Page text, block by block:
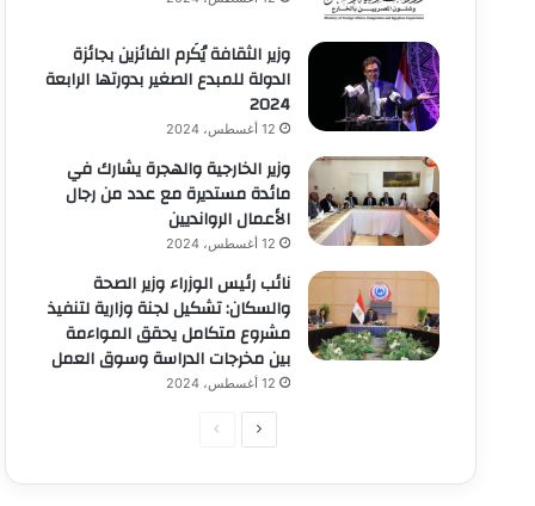
وزير الثقافة يُكَرم الفائزين بجائزة
الدولة للمبدع الصغير بدورتها الرابعة
2024
12 أغسطس، 2024
وزير الخارجية والهجرة يشارك في
مائدة مستديرة مع عدد من رجال
الأعمال الروانديين
12 أغسطس، 2024
نائب رئيس الوزراء وزير الصحة
والسكان: تشكيل لجنة وزارية لتنفيذ
مشروع متكامل يحقق المواءمة
بين مخرجات الدراسة وسوق العمل
12 أغسطس، 2024
الصفحةالصفحة